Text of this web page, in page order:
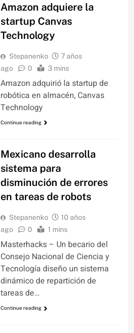
Amazon adquiere la
startup Canvas
Technology
Stepanenko
7 años
ago
0 3 mins
Amazon adquirió la startup de
robótica en almacén, Canvas
Technology
Continue reading
Mexicano desarrolla
sistema para
disminución de errores
en tareas de robots
Stepanenko
10 años
ago
0 1 mins
Masterhacks – Un becario del
Consejo Nacional de Ciencia y
Tecnología diseño un sistema
dinámico de repartición de
tareas de…
Continue reading